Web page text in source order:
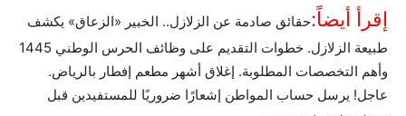
إقرأ أيضاً:حقائق صادمة عن الزلازل.. الخبير «الزعاق» يكشف
طبيعة الزلازل. خطوات التقديم على وظائف الحرس الوطني 1445
وأهم التخصصات المطلوبة. إغلاق أشهر مطعم إفطار بالرياض.
عاجل! يرسل حساب المواطن إشعارًا ضروريًا للمستفيدين قبل